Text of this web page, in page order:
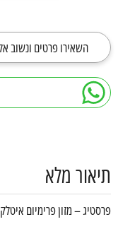
השאירו פרטים ונשוב
תיאור מלא
פרסטיג – מזון פרימיום